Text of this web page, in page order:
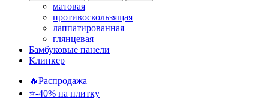
матовая
противоскользящая
лаппатированная
глянцевая
Бамбуковые панели
Клинкер
🔥Распродажа
⭐-40% на плитку